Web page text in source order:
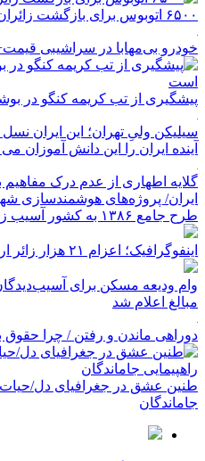
۶۵۰۰ اتوبوس برای بازگشت زائران از مرز مهران اعزام می‌شود
خودرو بی‌مهابا در سراشیبی
پیشگیری از تب کریمه کنگو در
آینده ایران را این دانش آموزان
گلایه اطهاری از عدم درک مفاهیم
ایران/ پروژه‌های هوشمندسازی
طرح جامع ۱۳۸۶ به کشور آسیب زد
اینفوگرافیک؛ اعزام ۲۱ هزار زائر اربعین از آذربایجان‌شرقی
وام ودیعه مسکن برای
مبالغ اعلام شد
دوراهی ماندن و رفتن / چرا حقوق
طنین عشق در جغرافیای دل/حیات
جاماندگان